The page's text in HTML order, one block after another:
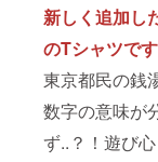
新しく追加し
のTシャツです
東京都民の銭
数字の意味が
ず..？！遊び心